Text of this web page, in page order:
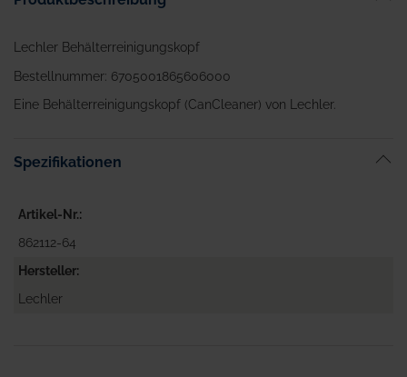
Lechler Behälterreinigungskopf
Bestellnummer: 6705001865606000
Eine Behälterreinigungskopf (CanCleaner) von Lechler.
Spezifikationen
Artikel-Nr.
862112-64
Hersteller
Lechler